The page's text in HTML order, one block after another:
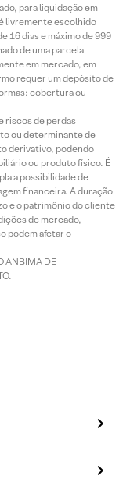
para liquidação em
livremente escolhido
16 dias e máximo de 999
de uma parcela
em mercado, em
requer um depósito de
cobertura ou
riscos de perdas
ou determinante de
derivativo, podendo
ou produto físico. É
a possibilidade de
financeira. A duração
e o patrimônio do cliente
de mercado,
podem afetar o
ANBIMA DE